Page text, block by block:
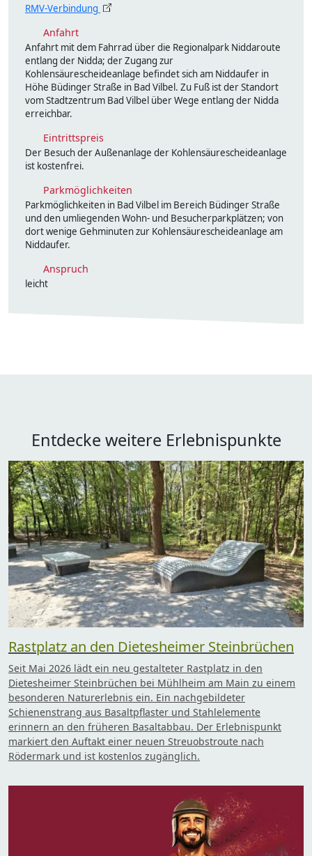
RMV-Verbindung
Anfahrt
Anfahrt mit dem Fahrrad über die Regionalpark Niddaroute
entlang der Nidda; der Zugang zur
Kohlensäurescheideanlage befindet sich am Niddaufer in
Höhe Büdinger Straße in Bad Vilbel. Zu Fuß ist der Standort
vom Stadtzentrum Bad Vilbel über Wege entlang der Nidda
erreichbar.
Eintrittspreis
Der Besuch der Außenanlage der Kohlensäurescheideanlage
ist kostenfrei.
Parkmöglichkeiten
Parkmöglichkeiten in Bad Vilbel im Bereich Büdinger Straße
und den umliegenden Wohn- und Besucherparkplätzen; von
dort wenige Gehminuten zur Kohlensäurescheideanlage am
Niddaufer.
Anspruch
leicht
Entdecke weitere Erlebnispunkte
Rastplatz an den Dietesheimer Steinbrüchen
Seit Mai 2026 lädt ein neu gestalteter Rastplatz in den
Dietesheimer Steinbrüchen bei Mühlheim am Main zu einem
besonderen Naturerlebnis ein. Ein nachgebildeter
Schienenstrang aus Basaltpflaster und Stahlelemente
erinnern an den früheren Basaltabbau. Der Erlebnispunkt
markiert den Auftakt einer neuen Streuobstroute nach
Rödermark und ist kostenlos zugänglich.